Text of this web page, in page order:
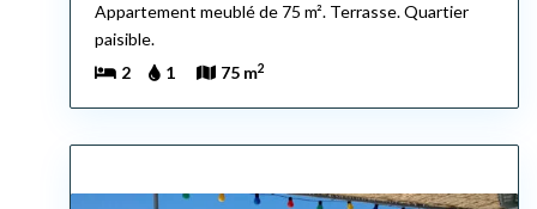
Appartement meublé de 75 m². Terrasse. Quartier
paisible.
2
1 75 m2